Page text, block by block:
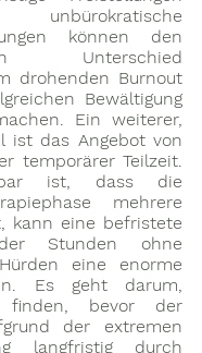
können den
Unterschied
drohenden Burnout
Bewältigung
Ein weiterer,
ist das Angebot von
temporärer Teilzeit.
ist, dass die
mehrere
kann eine befristete
Stunden ohne
eine enorme
Es geht darum,
finden, bevor der
der extremen
langfristig durch